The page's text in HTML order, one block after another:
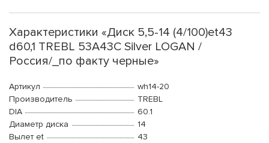
Характеристики «Диск 5,5-14 (4/100)et43
d60,1 TREBL 53A43C Silver LOGAN /
Россия/_по факту черные»
Артикул
wh14-20
Производитель
TREBL
DIA
60.1
Диаметр диска
14
Вылет et
43